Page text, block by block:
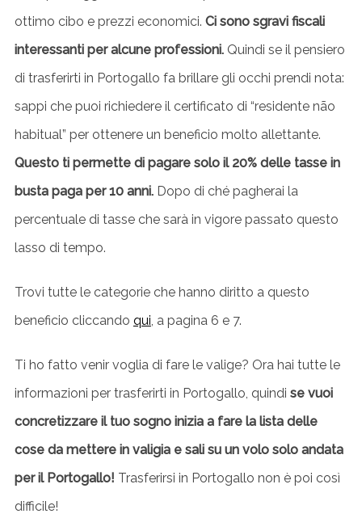
ottimo cibo e prezzi economici. Ci sono sgravi fiscali
interessanti per alcune professioni.Quindi se il pensiero
di trasferirti in Portogallo fa brillare gli occhi prendi nota:
sappi che puoi richiedere il certificato di “residente não
habitual” per ottenere un beneficio molto allettante.
Questo ti permette di pagare solo il 20% delle tasse in
busta paga per 10 anni.Dopo di ché pagherai la
percentuale di tasse che sarà in vigore passato questo
lasso di tempo.
Trovi tutte le categorie che hanno diritto a questo
beneficio cliccando qui , a pagina 6 e 7.
Ti ho fatto venir voglia di fare le valige? Ora hai tutte le
informazioni per trasferirti in Portogallo, quindi se vuoi
concretizzare il tuo sogno inizia a fare la lista delle
cose da mettere in valigia e sali su un volo solo andata
per il Portogallo! Trasferirsi in Portogallo non è poi così
difficile!